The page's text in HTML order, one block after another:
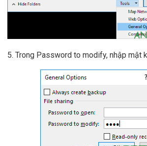
5. Trong Password to modify, nhập mật